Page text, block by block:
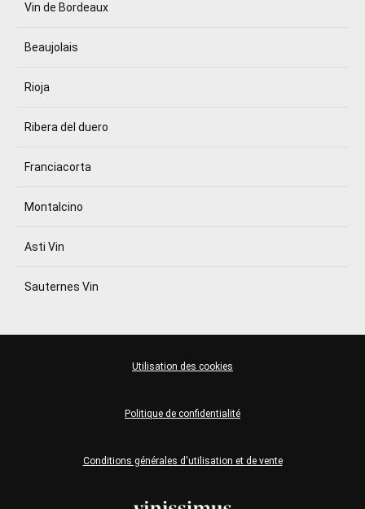
Vin de Bordeaux
Beaujolais
Rioja
Ribera del duero
Franciacorta
Montalcino
Asti Vin
Sauternes Vin
Conditions générales d'utilisation et de vente
Politique de confidentialité
Utilisation des cookies